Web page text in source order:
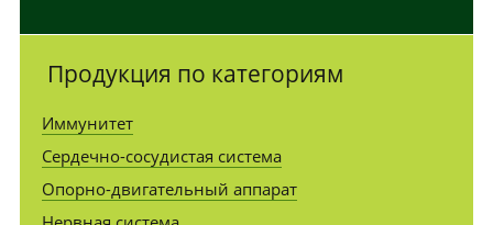
Продукция по категориям
Иммунитет
Сердечно-сосудистая система
Опорно-двигательный аппарат